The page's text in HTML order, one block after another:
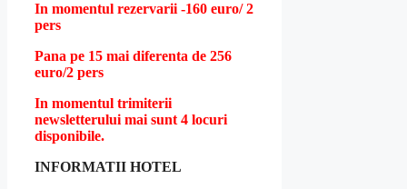
In momentul rezervarii -160 euro/ 2
pers
Pana pe 15 mai diferenta de 256
euro/2 pers
In momentul trimiterii
newsletterului mai sunt 4 locuri
disponibile.
INFORMATII HOTEL